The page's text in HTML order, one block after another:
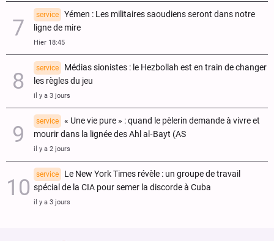
service
Yémen : Les militaires saoudiens seront dans notre
ligne de mire
Hier 18:45
service
Médias sionistes : le Hezbollah est en train de changer
les règles du jeu
il y a 3 jours
service
« Une vie pure » : quand le pèlerin demande à vivre et
mourir dans la lignée des Ahl al‑Bayt (AS
il y a 2 jours
service
Le New York Times révèle : un groupe de travail
spécial de la CIA pour semer la discorde à Cuba
il y a 3 jours